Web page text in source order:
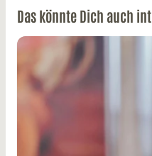
Das könnte Dich auch